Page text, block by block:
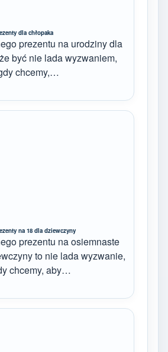
dla chłopaka
prezentu na urodziny dla
być nie lada wyzwaniem,
chcemy,…
na 18 dla dziewczyny
prezentu na osiemnaste
to nie lada wyzwanie,
chcemy, aby…